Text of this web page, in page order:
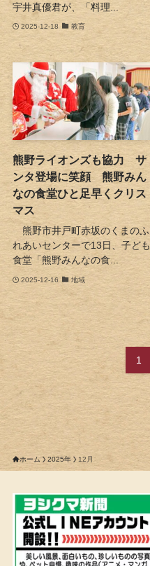
宇井真優君が、「料理...
2025-12-18 教育
熊野ライオンズも協力 サ
ンタ登場に笑顔 熊野みん
なの食堂ひと足早くクリス
マス
熊野市井戸町赤坂のくまのふ
れあいセンターで13日、子ども
食堂「熊野みんなの食...
2025-12-16 地域
1
ホーム 2025年 12月